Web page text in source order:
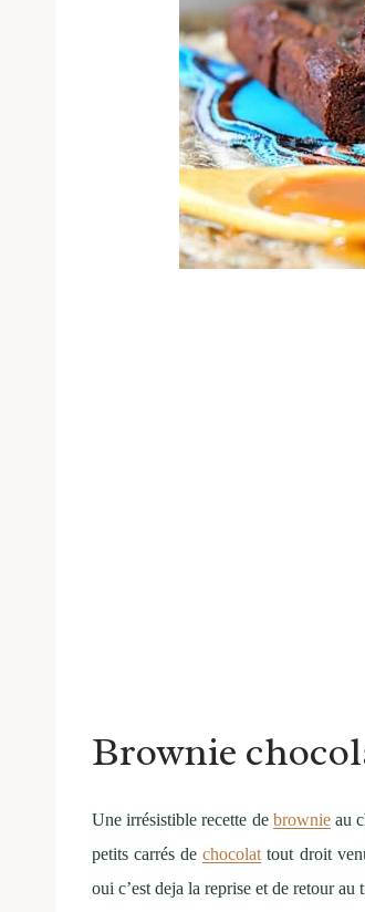
Brownie
Une irrésistible recette de brownieau
petits carrés dechocolat tout droit
oui c’est deja la reprise et de retour